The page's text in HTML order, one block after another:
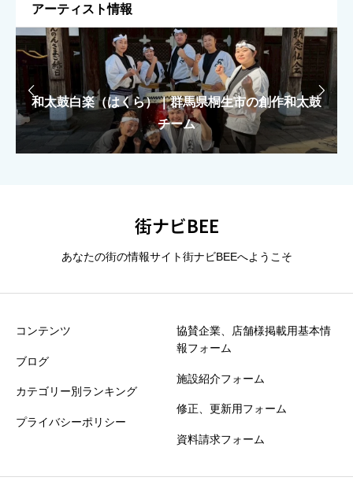
上に表示された文字を入力してください。
総合評価（★1〜5） 必須
※誹謗中傷や個人情報は掲載できません
30秒でOK！ひとことクチコミ”お願いします
アーティスト情報
大泉太鼓｜群馬県大泉町の創作和太鼓集団
もえがみ｜カラフルKAWAIIで駆ける「KILAKILA
魔法学校」ユニット
和太鼓白楽（はくら）｜群馬県桐生市の創作和太鼓
チーム
大泉太鼓｜群馬県大泉町の創作和太鼓集団
もえがみ｜カラフルKAWAIIで駆ける「KILAKILA
魔法学校」ユニット
 
街ナビBEE
あなたの街の情報サイト街ナビBEEへようこそ
コンテンツ
ブログ
カテゴリー別ランキング
プライバシーポリシー
協賛企業、店舗様掲載用基本情
報フォーム
施設紹介フォーム
修正、更新用フォーム
資料請求フォーム